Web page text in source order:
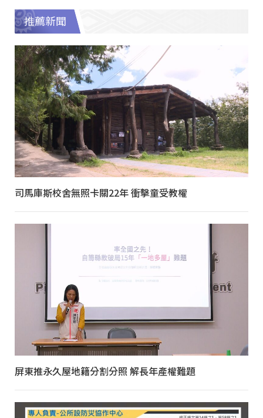
推薦新聞
司馬庫斯校舍無照卡關22年 衝擊童受教權
屏東推永久屋地籍分割分照 解長年產權難題